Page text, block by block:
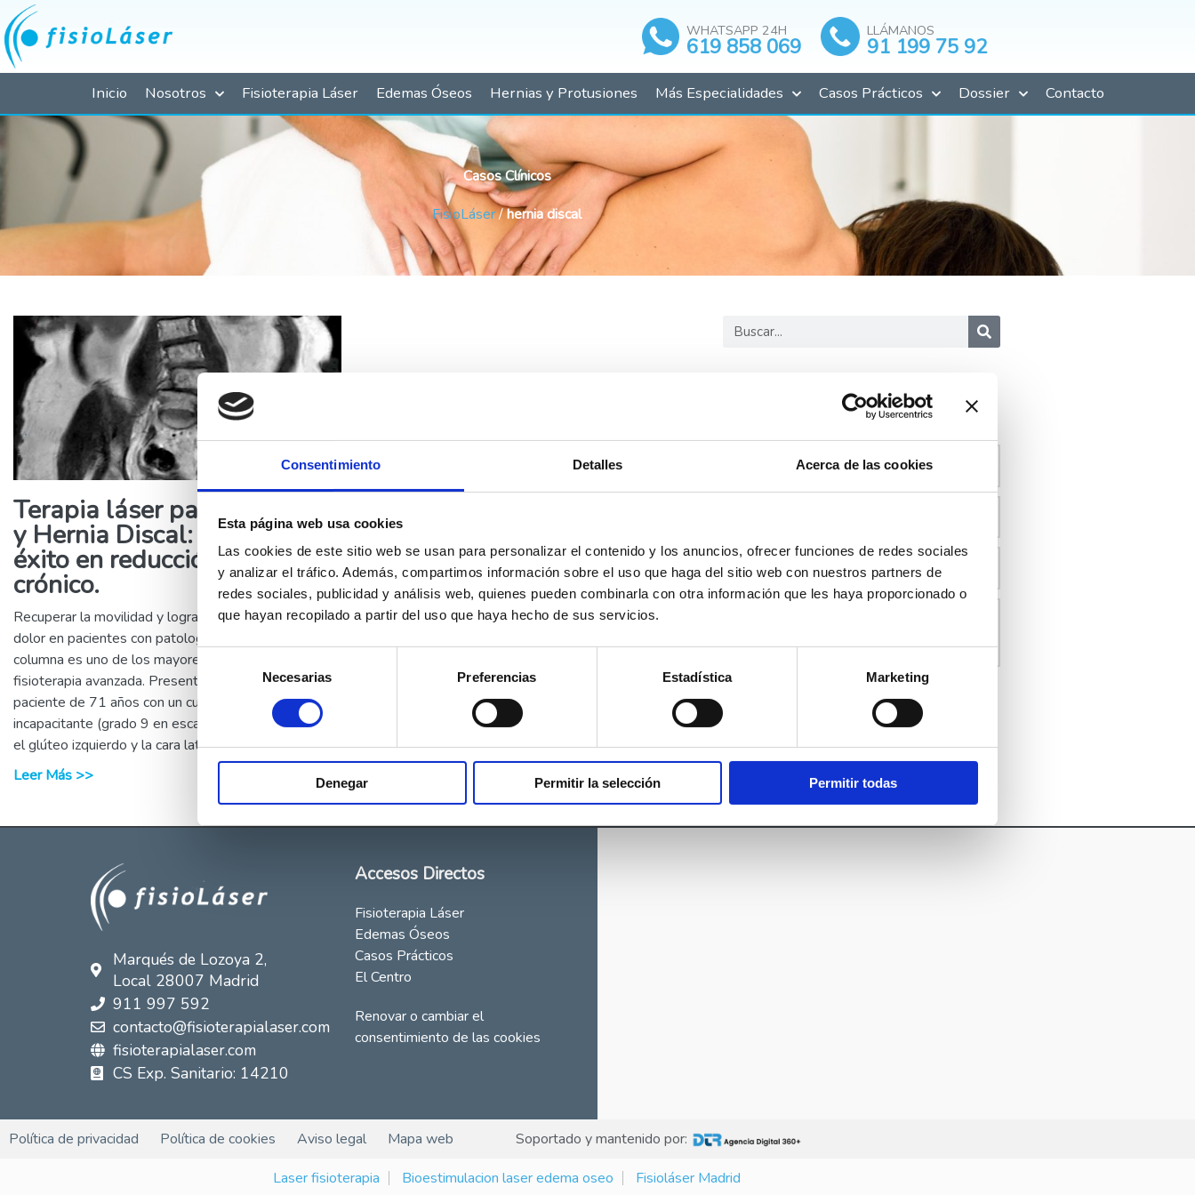
Consentimiento Detalles Acerca de las cookies
Esta página web usa cookies
Las cookies de este sitio web se usan para personalizar el contenido y los anuncios, ofrecer funciones de redes sociales
y analizar el tráfico. Además, compartimos información sobre el uso que haga del sitio web con nuestros partners de
redes sociales, publicidad y análisis web, quienes pueden combinarla con otra información que les haya proporcionado o
que hayan recopilado a partir del uso que haya hecho de sus servicios.
Selección
de
consentimiento
Necesarias Preferencias Estadística Marketing
Denegar Permitir la selección Permitir todas
al
contenido
WHATSAPP 24H
619 858 069
LLÁMANOS
91 199 75 92
Inicio Nosotros Fisioterapia Láser Edemas Óseos Hernias y Protusiones Más Especialidades Casos Prácticos Dossier Contacto
Casos Clínicos
FisioLáser/hernia discal
Terapia láser para Escoliosis
y Hernia Discal: Caso de
éxito en reducción del dolor
crónico.
Recuperar la movilidad y lograr la disminución del
dolor en pacientes con patologías complejas de
columna es uno de los mayores retos de la
fisioterapia avanzada. Presentamos el caso de una
paciente de 71 años con un cuadro de dolor
incapacitante (grado 9 en escala EVA) localizado en
el glúteo izquierdo y la cara lateral del muslo.
Leer Más >>
Buscar
CONTACTA CON NOSOTROS
apellidos
Teléfono
PolíticasHe leído y acepto laspolíticas de
ENVIAR
Marqués de Lozoya 2,
Local 28007 Madrid
911 997 592
contacto@fisioterapialaser.com
fisioterapialaser.com
CS Exp. Sanitario: 14210
Accesos Directos
Fisioterapia Láser
Edemas Óseos
Casos Prácticos
El Centro
Renovar o cambiar el
consentimiento de las cookies
Política de privacidad Política de cookies Aviso legal Mapa web
Soportado y mantenido por:
Laser fisioterapia
Bioestimulacion laser edema oseo Fisioláser Madrid